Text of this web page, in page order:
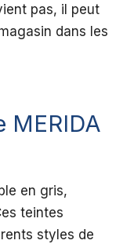
pas, il peut
dans les
MERIDA
en gris,
teintes
styles de